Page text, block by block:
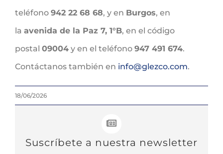
teléfono 942 22 68 68, y en Burgos, en
la avenida de la Paz 7, 1°B, en el código
postal 09004 y en el teléfono 947 491 674.
Contáctanos también en info@glezco.com.
18/06/2026
Suscríbete a nuestra newsletter